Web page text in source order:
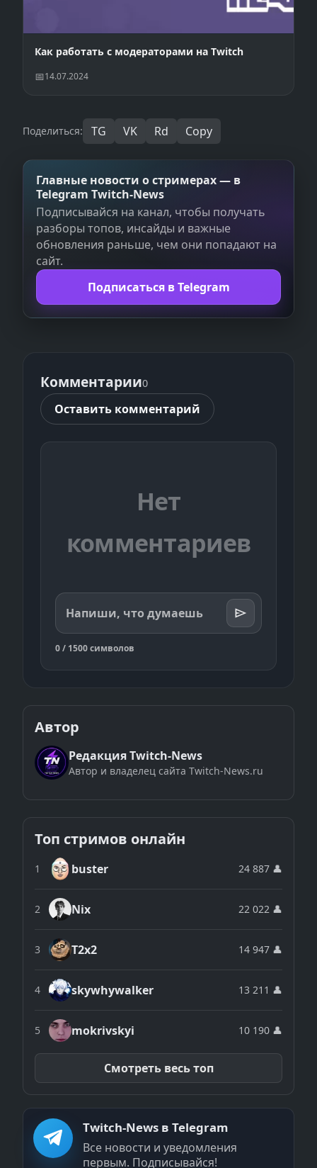
Как работать с модераторами на Twitch
14.07.2024
Поделиться: TG VK Rd Copy
Главные новости о стримерах — в
Telegram Twitch‑News
Подписывайся на канал, чтобы получать
разборы топов, инсайды и важные
обновления раньше, чем они попадают на
сайт.
Подписаться в Telegram
Комментарии0
Оставить комментарий
Нет
комментариев
Напиши, что думаешь
0 / 1500 символов
Автор
Редакция Twitch-News
Автор и владелец сайта Twitch-News.ru
Топ стримов онлайн
1 buster 24 887 👤
2 Nix 22 022 👤
3 T2x2 14 947 👤
4 skywhywalker 13 211 👤
5 mokrivskyi 10 190 👤
Смотреть весь топ
Twitch-News в Telegram
Все новости и уведомления
первым. Подписывайся!